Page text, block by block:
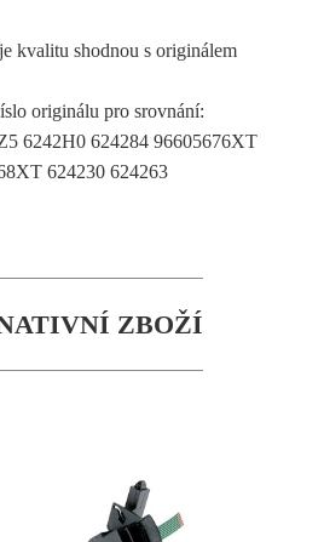
kvalitu shodnou s originálem
originálu pro srovnání:
6242H0 624284 96605676XT
624230 624263
ZBOŽÍ